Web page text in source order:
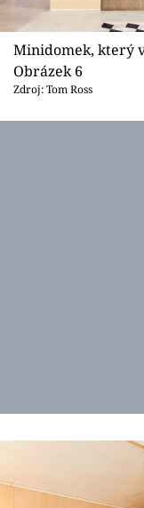
Minidomek, který
Obrázek 6
Zdroj: Tom Ross